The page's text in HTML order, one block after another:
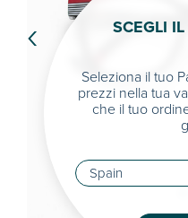
‹ SCEGLI
Seleziona il tuo
prezzi nella tua
che il tuo